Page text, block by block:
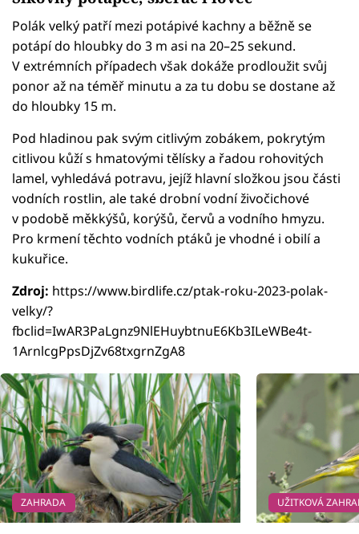
Polák velký patří mezi potápivé kachny a běžně se
potápí do hloubky do 3 m asi na 20–25 sekund.
V extrémních případech však dokáže prodloužit svůj
ponor až na téměř minutu a za tu dobu se dostane až
do hloubky 15 m.
Pod hladinou pak svým citlivým zobákem, pokrytým
citlivou kůží s hmatovými tělísky a řadou rohovitých
lamel, vyhledává potravu, jejíž hlavní složkou jsou části
vodních rostlin, ale také drobní vodní živočichové
v podobě měkkýšů, korýšů, červů a vodního hmyzu.
Pro krmení těchto vodních ptáků je vhodné i obilí a
kukuřice.
Zdroj: https://www.birdlife.cz/ptak-roku-2023-polak-
velky/?
fbclid=IwAR3PaLgnz9NlEHuybtnuE6Kb3ILeWBe4t-
1ArnlcgPpsDjZv68txgrnZgA8
ZAHRADA UŽITKOVÁ